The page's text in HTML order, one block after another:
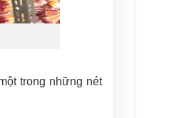
trong những nét